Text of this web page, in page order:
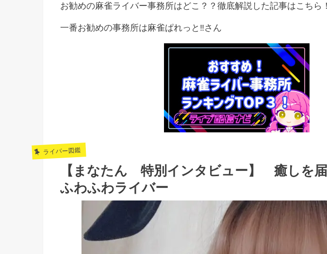
お勧めの麻雀ライバー事務所はどこ？？徹底解説した記事はこちら！
一番お勧めの事務所は麻雀ぱれっと‼︎さん
ライバー図鑑
【まなたん 特別インタビュー】 癒しを
ふわふわライバー